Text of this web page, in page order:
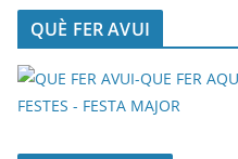
QUÈ FER AVUI